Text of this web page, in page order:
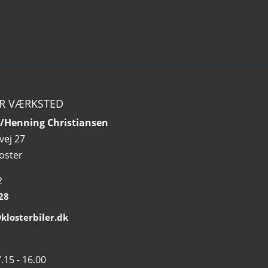
VÆRKSTED
Christiansen
27
- 16.00